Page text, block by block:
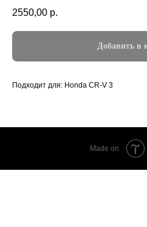
2550,00 р.
Добавить в
Подходит для: Honda CR-V 3
Made on